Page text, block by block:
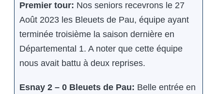
Premier tour: Nos seniors recevrons le 27
Août 2023 les Bleuets de Pau, équipe ayant
terminée troisième la saison dernière en
Départemental 1. A noter que cette équipe
nous avait battu à deux reprises.
Esnay 2 – 0 Bleuets de Pau: Belle entrée en